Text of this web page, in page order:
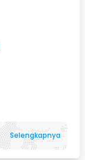
Selengkapnya